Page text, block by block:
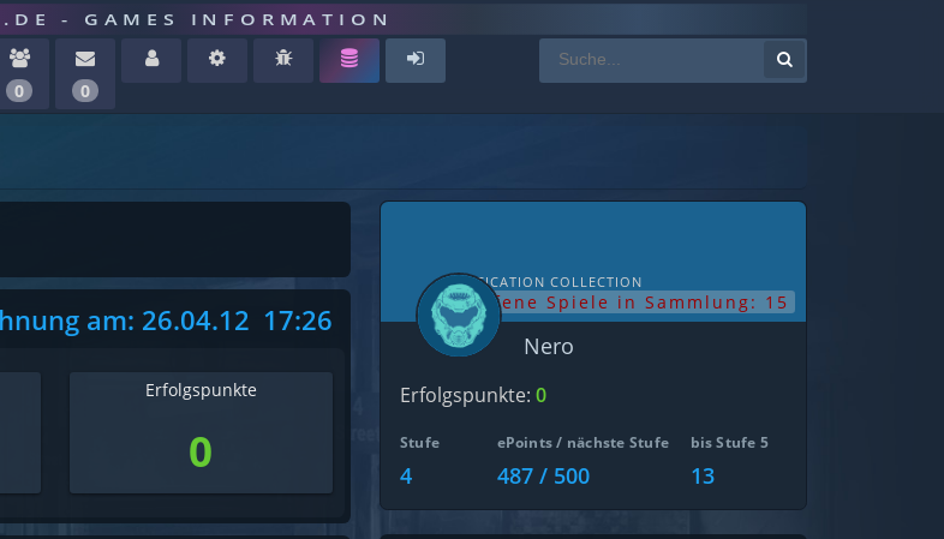
- GAMES INFORMATION
0 0
am: 26.04.12 17:26
Erfolgspunkte
0
NOTIFICATION COLLECTION
offene Spiele in Sammlung: 15
Nero
Erfolgspunkte: 0
Stufe
4
ePoints / nächste Stufe
487 / 500
bis Stufe 5
13